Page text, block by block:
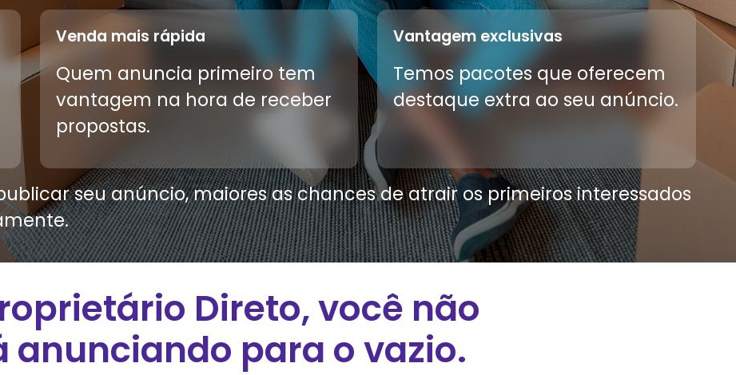
Venda mais rápida
Quem anuncia primeiro tem
vantagem na hora de receber
propostas.
Vantagem exclusivas
Temos pacotes que oferecem
destaque extra ao seu anúncio.
seu anúncio, maiores as chances de atrair os primeiros interessados
Direto, você não
anunciando para o vazio.